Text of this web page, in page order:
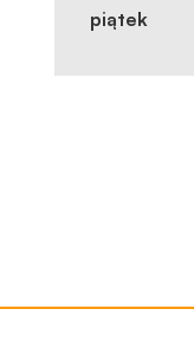
piątek